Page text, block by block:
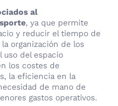
al
, ya que permite
y reducir el tiempo de
organización de los
uso del espacio
los costes de
la eficiencia en la
de mano de
gastos operativos.